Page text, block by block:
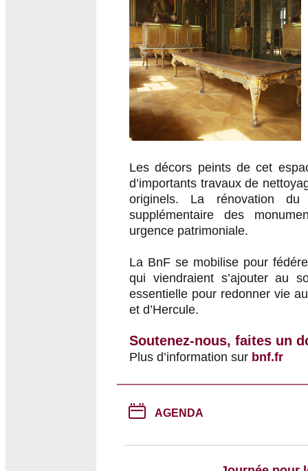
Les décors peints de cet
d’importants travaux de
originels. La rénovation
supplémentaire des
urgence patrimoniale.
La BnF se mobilise pour
qui viendraient s’ajouter au
essentielle pour redonner vie
et d’Hercule.
Soutenez-nous, faites un
Plus d’information sur bnf.fr
AGENDA